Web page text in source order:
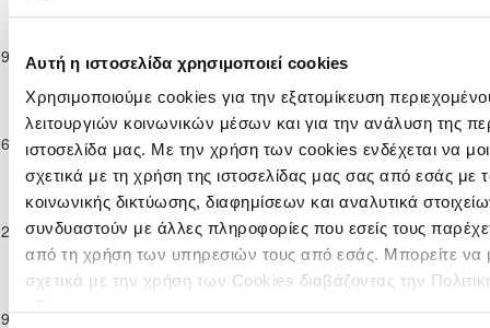
Αυτή η ιστοσελίδα χρησιμοποιεί cookies
Χρησιμοποιούμε cookies για την εξατομίκευση
λειτουργιών κοινωνικών μέσων και για την ανάλυση της
ιστοσελίδα μας. Με την χρήση των cookies ενδέχεται να
σχετικά με τη χρήση της ιστοσελίδας μας σας από εσάς
κοινωνικής δικτύωσης, διαφημίσεων και αναλυτικά
συνδυαστούν με άλλες πληροφορίες που εσείς τους
από τη χρήση των υπηρεσιών τους από εσάς. Μπορείτε να
σχετικά με την χρήση των Cookies διαβάζοντας την
01-2025
Παγκύπριο
Παίδων Κ-16
2024/25
ΑΤΛΑΣ ΑΓΛΑΝΤΖΙΑΣ
01-2025
Παγκύπριο
Πρωτάθλημα
Παίδων Κ-16
2024/25
ΑΠΟΠ ΠΟΛΗΣ 2 1 ΑΤΛΑΣ
ΑΓΛΑΝΤΖΙΑΣ
02-2025
Παγκύπριο
Πρωτάθλημα
Παίδων Κ-16
2024/25
ΑΤΛΑΣ ΑΓΛΑΝΤΖΙΑΣ 2 0 ΕΘΝΙΚΟΣ
ΛΑΤΣΙΩΝ
02-2025
Παγκύπριο